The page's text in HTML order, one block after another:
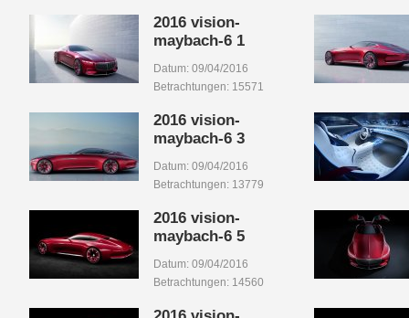
2016 vision-
maybach-6 1
Datum: 09/04/2016
Betrachtungen: 15571
2016 vision-
maybach-6 3
Datum: 09/04/2016
Betrachtungen: 13779
2016 vision-
maybach-6 5
Datum: 09/04/2016
Betrachtungen: 14560